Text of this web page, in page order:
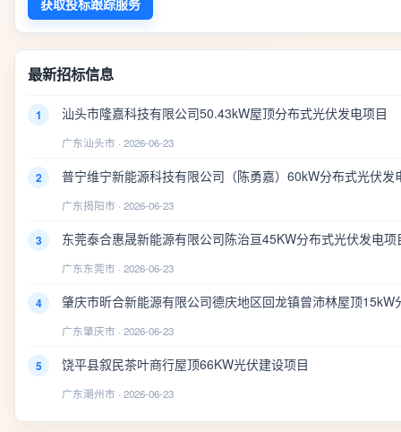
获取投标跟踪服务
最新招标信息
1 汕头市隆嘉科技有限公司50.43kW屋顶分布式光伏发电项目
广东汕头市 · 2026-06-23
2 普宁维宁新能源科技有限公司（陈勇嘉）60kW分布式光伏发
广东揭阳市 · 2026-06-23
3 东莞泰合惠晟新能源有限公司陈治亘45KW分布式光伏发电项
广东东莞市 · 2026-06-23
4 肇庆市昕合新能源有限公司德庆地区回龙镇曾沛林屋顶15kW
广东肇庆市 · 2026-06-23
5 饶平县叙民茶叶商行屋顶66KW光伏建设项目
广东潮州市 · 2026-06-23